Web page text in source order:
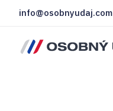
info@osobnyudaj.com